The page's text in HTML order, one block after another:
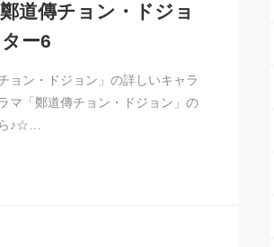
道傳チョン・ドジョ
ー6
ョン・ドジョン」の詳しいキャラ
マ「鄭道傳チョン・ドジョン」の
♪☆…